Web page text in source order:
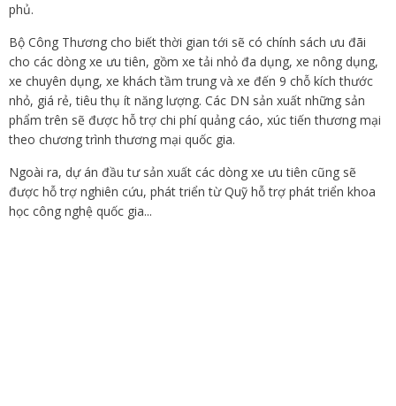
phủ.
Bộ Công Thương cho biết thời gian tới sẽ có chính sách ưu đãi
cho các dòng xe ưu tiên, gồm xe tải nhỏ đa dụng, xe nông dụng,
xe chuyên dụng, xe khách tầm trung và xe đến 9 chỗ kích thước
nhỏ, giá rẻ, tiêu thụ ít năng lượng. Các DN sản xuất những sản
phẩm trên sẽ được hỗ trợ chi phí quảng cáo, xúc tiến thương mại
theo chương trình thương mại quốc gia.
Ngoài ra, dự án đầu tư sản xuất các dòng xe ưu tiên cũng sẽ
được hỗ trợ nghiên cứu, phát triển từ Quỹ hỗ trợ phát triển khoa
học công nghệ quốc gia...